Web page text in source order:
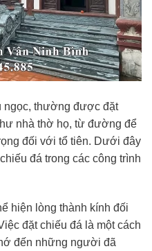
ngọc, thường được đặt
nhà thờ họ, từ đường để
đối với tổ tiên. Dưới đây
đá trong các công trình
hiện lòng thành kính đối
đặt chiếu đá là một cách
đến những người đã